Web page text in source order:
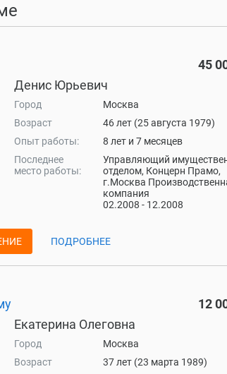
45
Денис Юрьевич
Город
Москва
Возраст
46 лет (25 августа 1979)
Опыт работы:
8 лет и 7 месяцев
Последнее
место работы:
Управляющий
отделом, Концерн Прамо,
г.Москва
компания
02.2008 - 12.2008
ПОДРОБНЕЕ
12
Екатерина Олеговна
Город
Москва
Возраст
37 лет (23 марта 1989)